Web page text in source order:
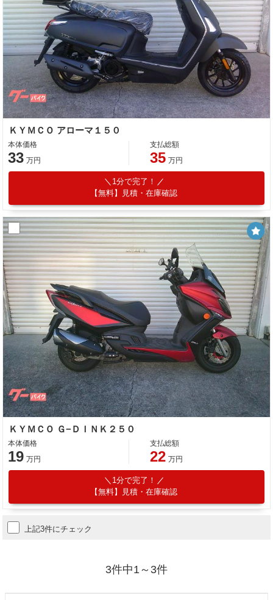
ＫＹＭＣＯ アローマ１５０
本体価格
33 万円
支払総額
35 万円
1分で完了！
【無料】見積・在庫確認
ＫＹＭＣＯ Ｇ−ＤＩＮＫ２５０
本体価格
19 万円
支払総額
22 万円
1分で完了！
【無料】見積・在庫確認
上記3件にチェック
3件中1～3件